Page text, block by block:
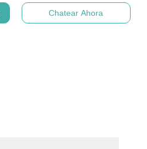
Chatear Ahora